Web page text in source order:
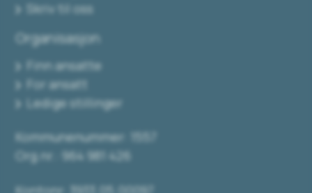
Skriv til oss
Organisasjon
Finn ansatte
For ansatt
Ledige stillinger
Kommunenummer: 1557
Org.nr.: 964 981 426